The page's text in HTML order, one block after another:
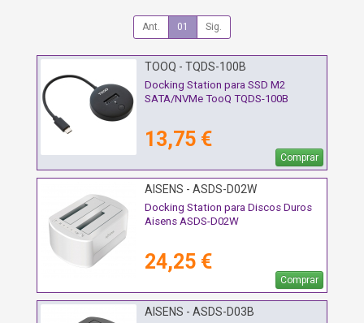
Ant. 01 Sig.
TOOQ - TQDS-100B
Docking Station para SSD M2
SATA/NVMe TooQ TQDS-100B
13,75 €
Comprar
AISENS - ASDS-D02W
Docking Station para Discos Duros
Aisens ASDS-D02W
24,25 €
Comprar
AISENS - ASDS-D03B